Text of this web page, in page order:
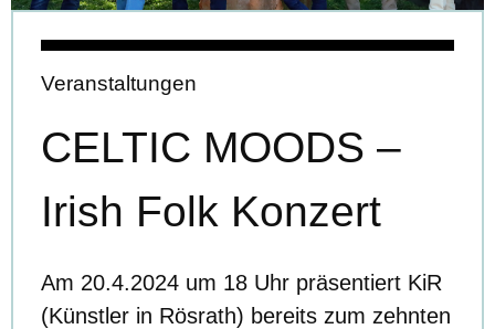
Veranstaltungen
CELTIC MOODS –
Irish Folk Konzert
Am 20.4.2024 um 18 Uhr präsentiert KiR
(Künstler in Rösrath) bereits zum zehnten